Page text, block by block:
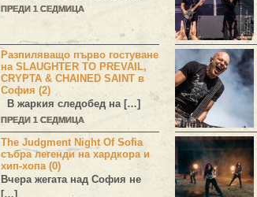
ПРЕДИ 1 СЕДМИЦА
Разпиляващо първо гостуване
на SLAUGHTER TO PREVAIL,
CRYPTA & CHAINED SAINT в
София (2)
В жаркия следобед на […]
ПРЕДИ 1 СЕДМИЦА
The Judgment Night Of Sofia
събра легенди на хардкора и
хип-хопа (0)
Вчера жегата над София не
[…]